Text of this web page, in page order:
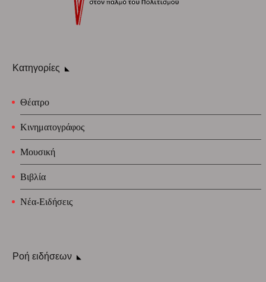
Κατηγορίες
Θέατρο
Κινηματογράφος
Μουσική
Βιβλία
Νέα-Ειδήσεις
Ροή ειδήσεων